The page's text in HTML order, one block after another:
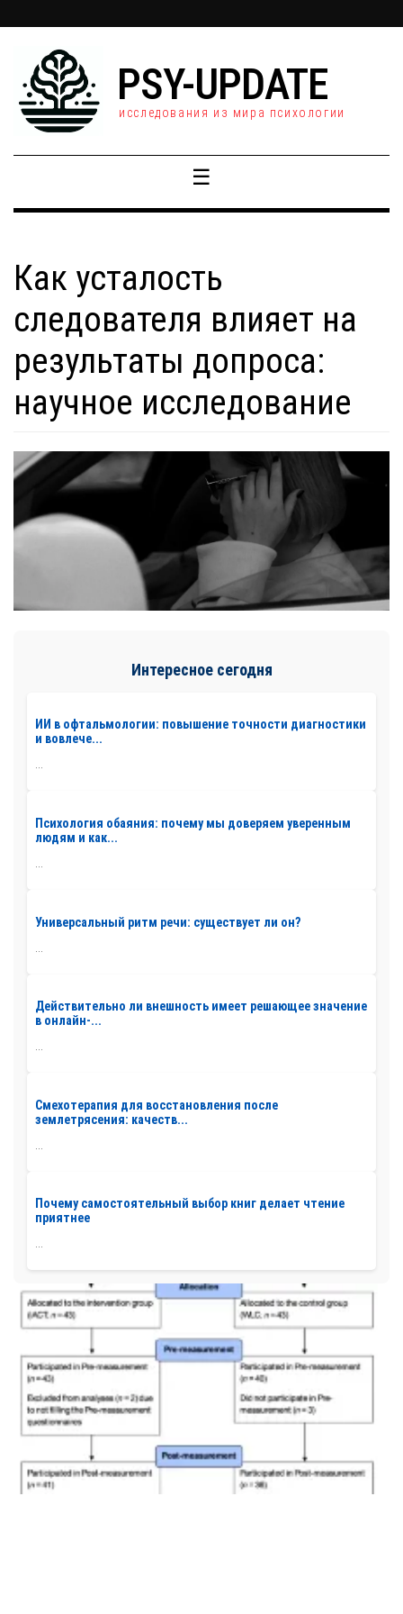
PSY-UPDATE
исследования из мира психологии
☰
Как усталость
следователя влияет на
результаты допроса:
научное исследование
Интересное сегодня
ИИ в офтальмологии: повышение точности диагностики
и вовлече...
...
Психология обаяния: почему мы доверяем уверенным
людям и как...
...
Универсальный ритм речи: существует ли он?
Действительно ли внешность имеет решающее значение
в онлайн-...
...
Смехотерапия для восстановления после
землетрясения: качеств...
Почему самостоятельный выбор книг делает чтение
приятнее
...